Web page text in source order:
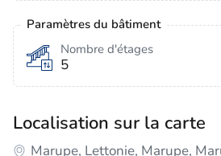
Paramètres du bâtiment
Nombre d'étages
5
Localisation sur la carte
Marupe, Lettonie, Marupe,